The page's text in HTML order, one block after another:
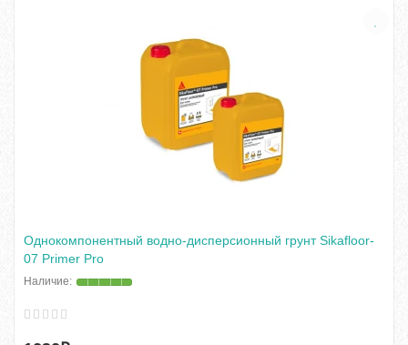
Однокомпонентный водно-дисперсионный грунт Sikafloor-
07 Primer Pro